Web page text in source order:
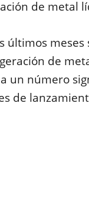
de metal
últimos
de
un número
de